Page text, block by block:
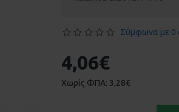
Σύμφωνα με 0
4,06€
Χωρίς ΦΠΑ: 3,28€